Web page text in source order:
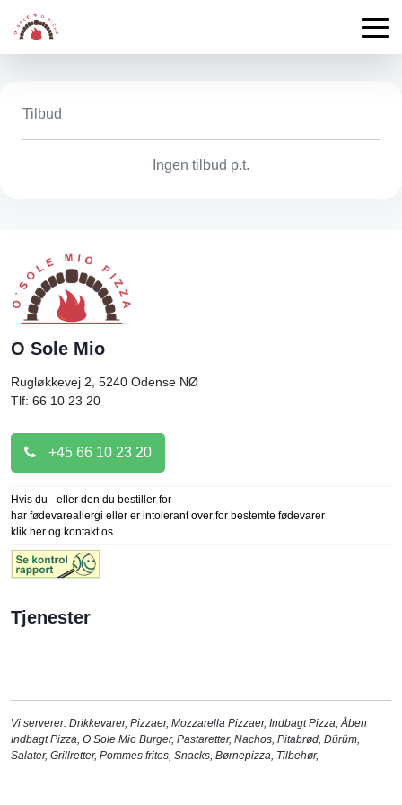
Tilbud
Ingen tilbud p.t.
O Sole Mio
Rugløkkevej 2, 5240 Odense NØ
Tlf: 66 10 23 20
+45 66 10 23 20
Hvis du - eller den du bestiller for -
har fødevareallergi eller er intolerant over for bestemte fødevarer
klik her og kontakt os.
Tjenester
Vi serverer: Drikkevarer, Pizzaer, Mozzarella Pizzaer, Indbagt Pizza,Åben
Indbagt Pizza, O Sole Mio Burger, Pastaretter, Nachos, Pitabrød, Dürüm,
Salater, Grillretter, Pommes frites, Snacks, Børnepizza, Tilbehør,